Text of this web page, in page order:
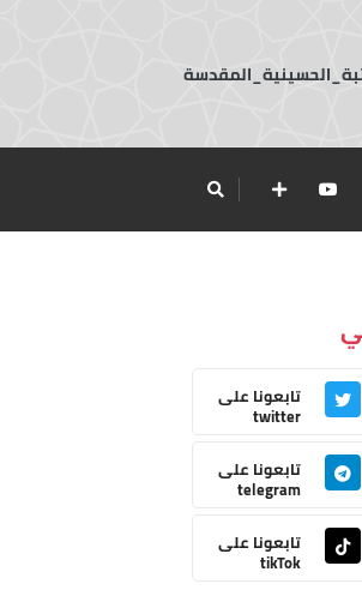
تابعونا على
twitter
تابعونا على
telegram
تابعونا على
tikTok